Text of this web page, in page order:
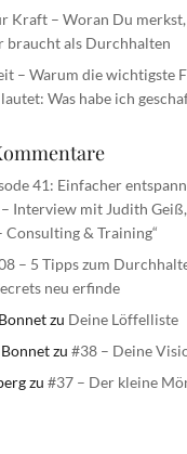
Kraft – Woran Du merkst,
braucht als Durchhalten
– Warum die wichtigste
Was habe ich
41: Einfacher
Interview mit Judith
Consulting & Training“
– 5 Tipps zum
neu erfinde
zu Deine Löffelliste
zu #38 – Deine
zu #37 – Der kleine